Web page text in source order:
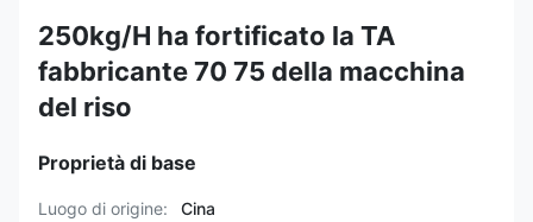
250kg/H ha fortificato la TA
fabbricante 70 75 della macchina
del riso
Proprietà di base
Luogo di origine:
Cina